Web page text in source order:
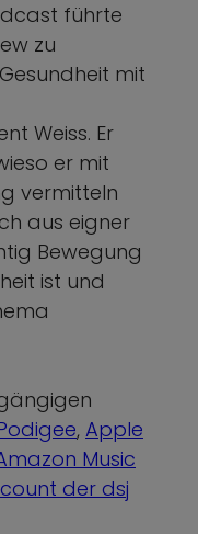
führte
zu
mit
Weiss. Er
er mit
vermitteln
aus eigner
Bewegung
ist und
, Apple
Music
der dsj